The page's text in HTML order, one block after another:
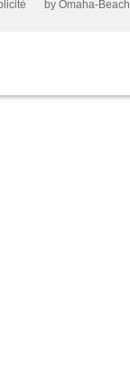
by Omaha-Beach